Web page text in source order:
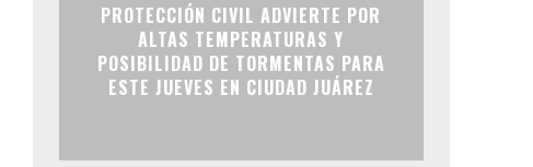
PROTECCIÓN CIVIL ADVIERTE POR
ALTAS TEMPERATURAS Y
POSIBILIDAD DE TORMENTAS PARA
ESTE JUEVES EN CIUDAD JUÁREZ